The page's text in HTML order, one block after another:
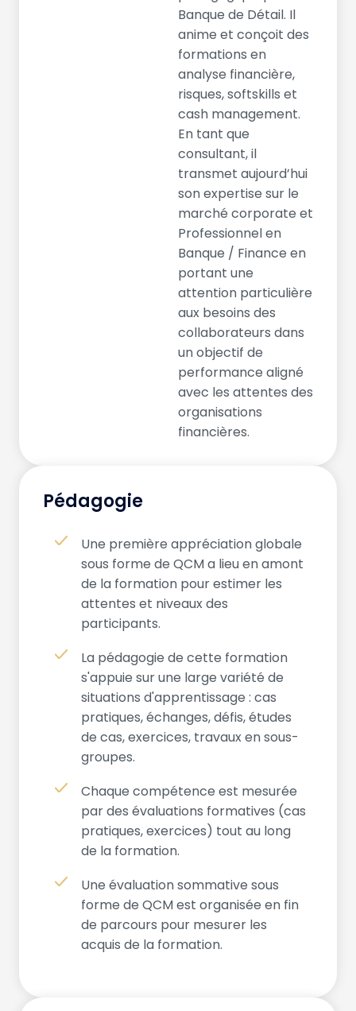
Banque de Détail. Il
anime et conçoit des
formations en
analyse financière,
risques, softskills et
cash management.
En tant que
consultant, il
transmet aujourd’hui
son expertise sur le
marché corporate et
Professionnel en
Banque / Finance en
portant une
attention particulière
aux besoins des
collaborateurs dans
un objectif de
performance aligné
avec les attentes des
organisations
financières.
Pédagogie
Une première appréciation globale
sous forme de QCM a lieu en amont
de la formation pour estimer les
attentes et niveaux des
participants.
La pédagogie de cette formation
s'appuie sur une large variété de
situations d'apprentissage : cas
pratiques, échanges, défis, études
de cas, exercices, travaux en sous-
groupes.
Chaque compétence est mesurée
par des évaluations formatives (cas
pratiques, exercices) tout au long
de la formation.
Une évaluation sommative sous
forme de QCM est organisée en fin
de parcours pour mesurer les
acquis de la formation.